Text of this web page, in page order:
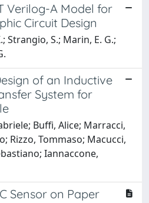
Verilog-A Model for
Circuit Design
Strangio, S.; Marin, E. G.;
of an Inductive
System for
Buffi, Alice; Marracci,
Rizzo, Tommaso; Macucci,
Iannaccone,
Sensor on Paper